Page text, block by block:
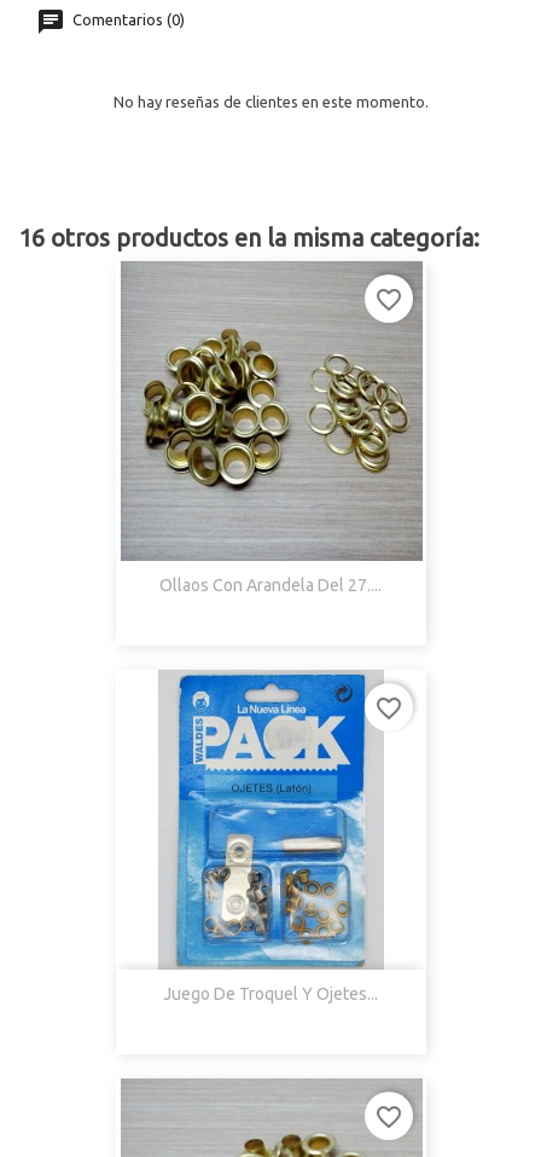
Comentarios (0)
No hay reseñas de clientes en este momento.
16 otros productos en la misma categoría:
Ollaos Con Arandela Del 27....
favorite_border
Juego De Troquel Y Ojetes...
favorite_border
favorite_border